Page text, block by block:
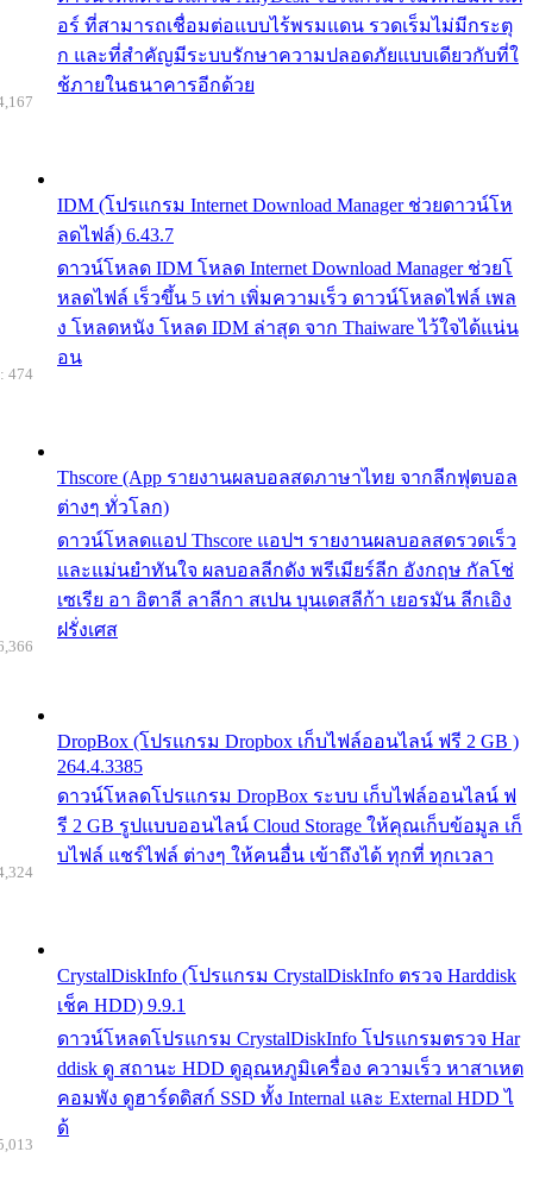
อร์ ที่สามารถเชื่อมต่อแบบไร้พรมแดน รวดเร็มไม่มีกระตุ
ก และที่สำคัญมีระบบรักษาความปลอดภัยแบบเดียวกับที่ใ
ช้ภายในธนาคารอีกด้วย
IDM (โปรแกรม Internet Download Manager ช่วยดาวน์โห
ลดไฟล์) 6.43.7
ดาวน์โหลด IDM โหลด Internet Download Manager ช่วยโ
หลดไฟล์ เร็วขึ้น 5 เท่า เพิ่มความเร็ว ดาวน์โหลดไฟล์ เพล
ง โหลดหนัง โหลด IDM ล่าสุด จาก Thaiware ไว้ใจได้แน่น
อน
Thscore (App รายงานผลบอลสดภาษาไทย จากลีกฟุตบอล
ต่างๆ ทั่วโลก)
ดาวน์โหลดแอป Thscore แอปฯ รายงานผลบอลสดรวดเร็ว
และแม่นยำทันใจ ผลบอลลีกดัง พรีเมียร์ลีก อังกฤษ กัลโช่
เซเรีย อา อิตาลี ลาลีกา สเปน บุนเดสลีก้า เยอรมัน ลีกเอิง
ฝรั่งเศส
474
DropBox (โปรแกรม Dropbox เก็บไฟล์ออนไลน์ ฟรี 2 GB )
264.4.3385
ดาวน์โหลดโปรแกรม DropBox ระบบ เก็บไฟล์ออนไลน์ ฟ
รี 2 GB รูปแบบออนไลน์ Cloud Storage ให้คุณเก็บข้อมูล เก็
บไฟล์ แชร์ไฟล์ ต่างๆ ให้คนอื่น เข้าถึงได้ ทุกที่ ทุกเวลา
CrystalDiskInfo (โปรแกรม CrystalDiskInfo ตรวจ Harddisk
เช็ค HDD) 9.9.1
ดาวน์โหลดโปรแกรม CrystalDiskInfo โปรแกรมตรวจ Har
ddisk ดู สถานะ HDD ดูอุณหภูมิเครื่อง ความเร็ว หาสาเหต
คอมพัง ดูฮาร์ดดิสก์ SSD ทั้ง Internal และ External HDD ไ
ด้